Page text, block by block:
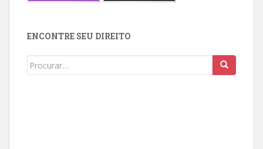
ENCONTRE SEU DIREITO
Buscar: